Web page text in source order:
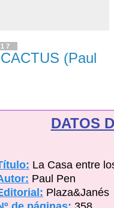
(Paul
DATOS
La Casa entre
Paul Pen
Plaza&Janés